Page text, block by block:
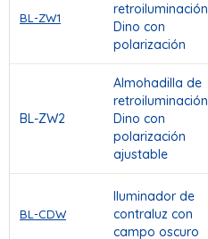
BL-ZW1
retroiluminación
Dino con
polarización
BL-ZW2
Almohadilla de
retroiluminación
Dino con
polarización
ajustable
BL-CDW
Iluminador de
contraluz con
campo oscuro